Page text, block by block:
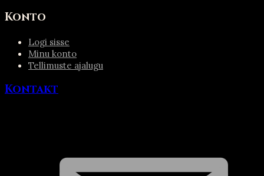
Konto
Logi sisse
Minu konto
Tellimuste ajalugu
Kontakt